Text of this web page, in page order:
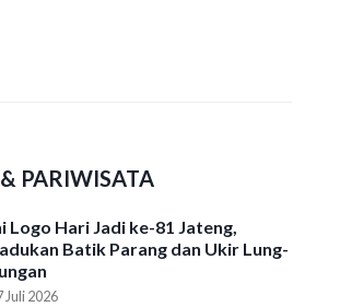
PARIWISATA
Logo Hari Jadi ke-81 Jateng,
Batik Parang dan Ukir Lung-
Juli 2026